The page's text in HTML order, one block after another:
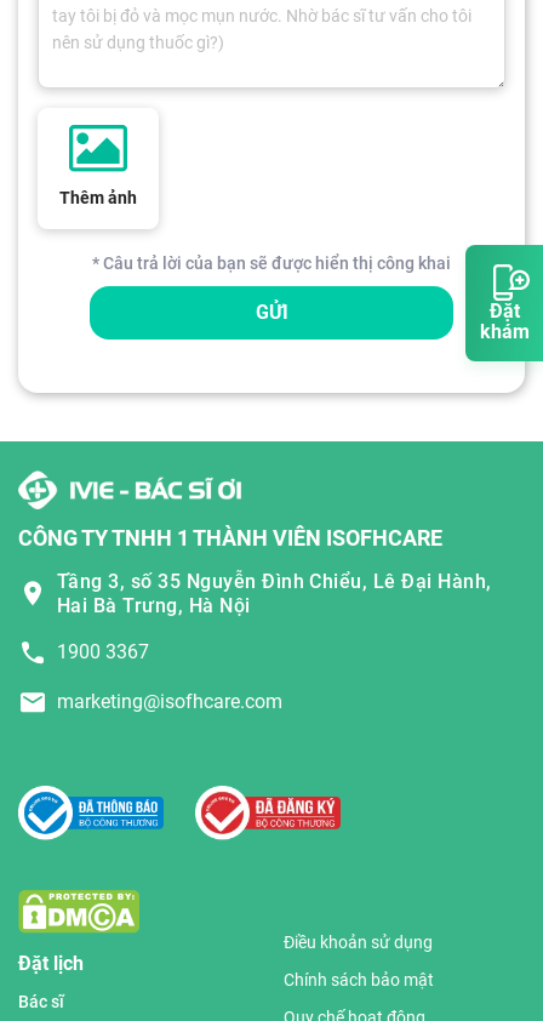
Đặt
khám
Thêm ảnh
* Câu trả lời của bạn sẽ được hiển thị công khai
GỬI
CÔNG TY TNHH 1 THÀNH VIÊN ISOFHCARE
Tầng 3, số 35 Nguyễn Đình Chiểu, Lê Đại Hành,
Hai Bà Trưng, Hà Nội
1900 3367
marketing@isofhcare.com
Đặt lịch
Bác sĩ
Điều khoản sử dụng
Chính sách bảo mật